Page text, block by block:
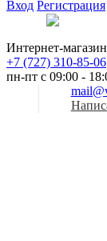
Вход Регистрация
Интернет-
+7 (727) 310-85-06
пн-пт с 09:00 -